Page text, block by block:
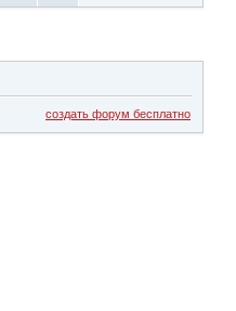
создать форум бесплатно